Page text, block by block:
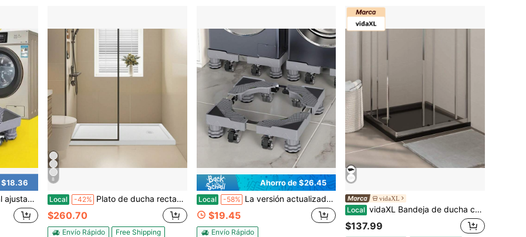
para lavadora, refrigerador y secadora
8
Local -42% Plato de ducha rectangular de 60" x 32" - 60" x 36" con umbral único, fabricado en acrílico y PVC blanco antideslizante. Incluye desagüe y tapa para instalación en el centro del baño, con desagüe a la izquierda o a la derecha.
$260.70
Envío Rápido Free Shipping
Ahorro de $26.45
Local -58% La versión actualizada de 2025 cuenta con una barra de doble bloqueo, un soporte de lavadora ajustable y resistente con 4 ruedas de bloqueo y 4 patas resistentes, lo que le permite soportar hasta 300 kg, lo que lo hace ideal para lavadoras, secadoras y mini-refrigeradores.
$19.45
Envío Rápido
vidaXL
Local vidaXL Bandeja de ducha cuadrada de ABS 80cm x 80cm
$137.99